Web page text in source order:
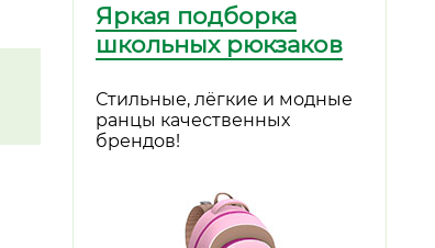
Яркая подборка
школьных рюкзаков
Стильные, лёгкие и модные
ранцы качественных
брендов!